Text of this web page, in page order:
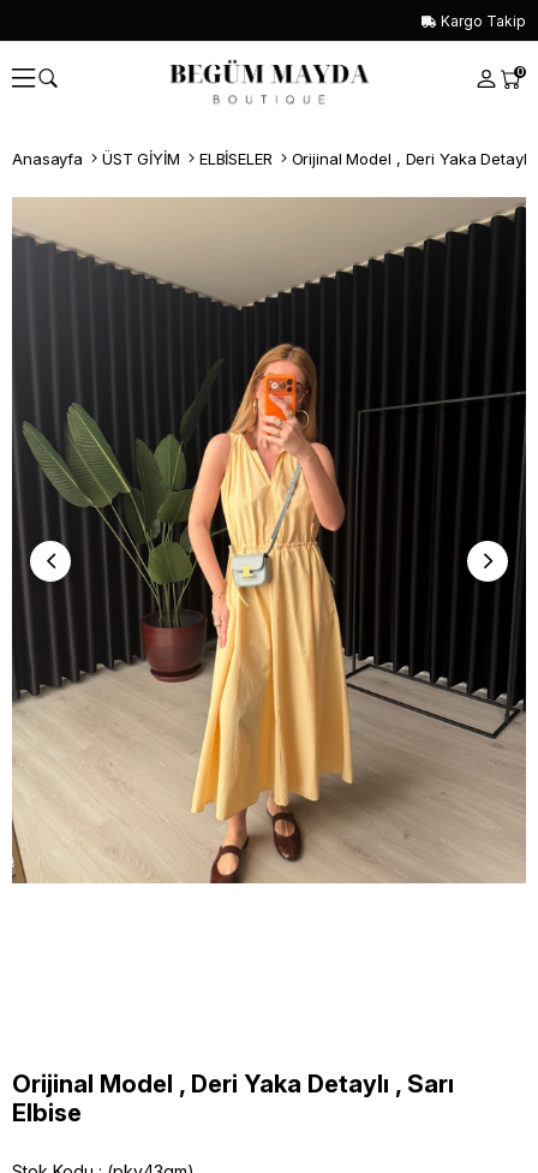
Kargo Takip
0
Anasayfa ÜST GİYİM ELBİSELER Orijinal Model , Deri Yaka Detaylı
Whatsapp İle Sipariş ver
Orijinal Model , Deri Yaka Detaylı , Sarı
Elbise